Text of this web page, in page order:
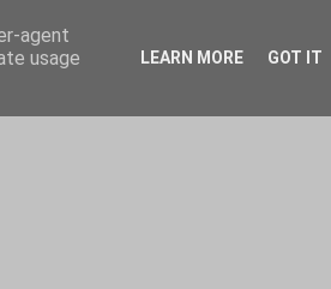
agent
usage
LEARN MORE GOT IT